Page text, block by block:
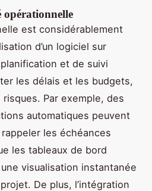
opérationnelle
est considérablement
d’un logiciel sur
et de suivi
les délais et les budgets,
Par exemple, des
automatiques peuvent
les échéances
les tableaux de bord
visualisation instantanée
De plus, l’intégration